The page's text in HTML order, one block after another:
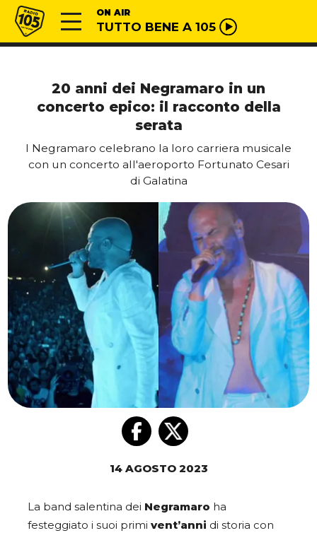
Vai al contenuto
Radio 105 ON AIR
TUTTO BENE A 105
20 anni dei Negramaro in un
concerto epico: il racconto della
serata
I Negramaro celebrano la loro carriera musicale
con un concerto all'aeroporto Fortunato Cesari
di Galatina
14 AGOSTO 2023
La band salentina dei Negramaro ha
festeggiato i suoi primi vent’anni di storia con